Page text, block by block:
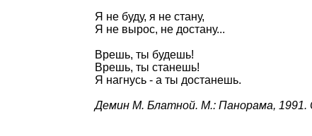
Я не буду, я не стану,
Я не вырос, не достану...
Врешь, ты будешь!
Врешь, ты станешь!
Я нагнусь - а ты достанешь.
Демин М. Блатной. М.: Панорама, 1991.